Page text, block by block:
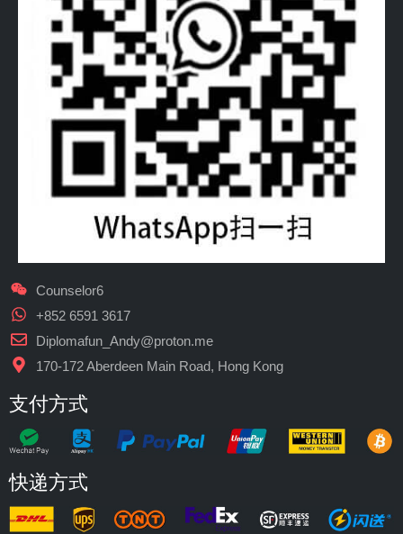
Counselor6
+852 6591 3617
Diplomafun_Andy@proton.me
170-172 Aberdeen Main Road, Hong Kong
支付方式
快递方式